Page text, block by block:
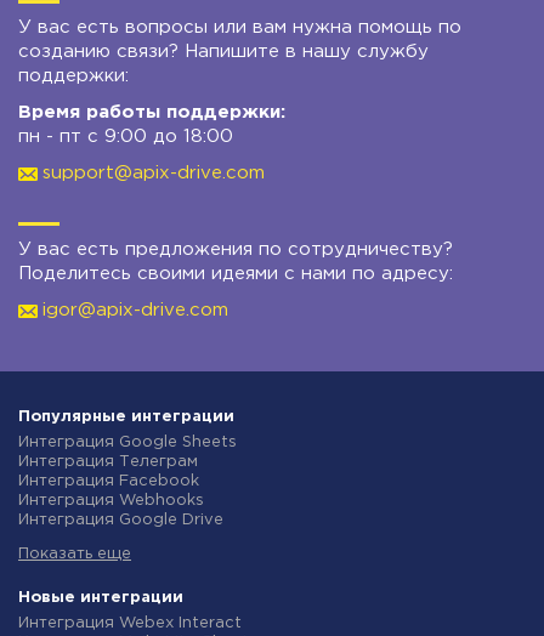
У вас есть вопросы или вам нужна помощь по
созданию связи? Напишите в нашу службу
поддержки:
Время работы поддержки:
пн - пт с 9:00 до 18:00
support@apix-drive.com
У вас есть предложения по сотрудничеству?
Поделитесь своими идеями с нами по адресу:
igor@apix-drive.com
Популярные интеграции
Интеграция Google Sheets
Интеграция Телеграм
Интеграция Facebook
Интеграция Webhooks
Интеграция Google Drive
Интеграция Gmail
Интеграция Новая Почта
Интеграция Binotel
Показать еще
Новые интеграции
Интеграция Webex Interact